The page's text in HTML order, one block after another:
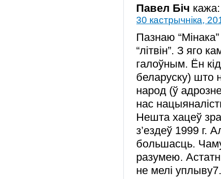
Павел Біч кажа:
30 кастрычніка,
Пазнаю
“літвін”. З яго
галоўным. Ён
беларуску) што
народ (ў
нас
Нешта хацеў
з’ездеў 1999 г.
большасць.
разумею.
не мелі